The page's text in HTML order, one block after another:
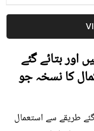
چاہیے؟
اور بتائے گئے
کا نسخہ جو
گئے طریقے سے استعمال